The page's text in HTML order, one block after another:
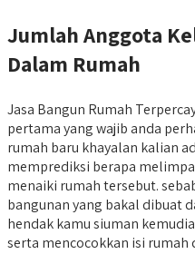
Jumlah Anggota
Dalam Rumah
Jasa Bangun Rumah
pertama yang wajib anda
rumah baru khayalan kalian
memprediksi berapa
menaiki rumah tersebut.
bangunan yang bakal dibuat
hendak kamu siuman
serta mencocokkan isi rumah